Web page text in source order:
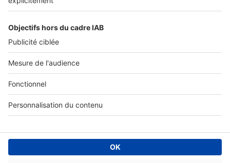
À DÉCOUVRIR
Annuaire des professionnels
Tout l'immobilier
Toutes les villes
Tous les départements
Toutes les régions
SeLoger © 1992 - 2023
Annonces Immobilières
Paramétrer mes cookies
Conditions Générales d'Utilisation